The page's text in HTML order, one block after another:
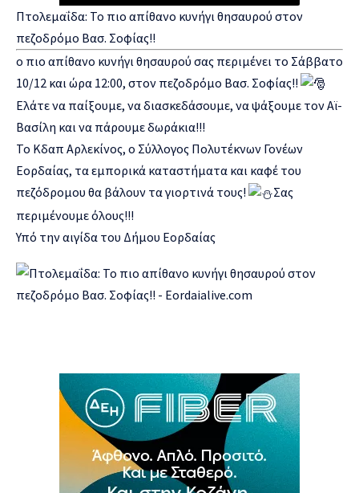
Πτολεμαΐδα: Το πιο απίθανο κυνήγι θησαυρού στον
πεζοδρόμο Βασ. Σοφίας!!
ο πιο απίθανο κυνήγι θησαυρού σας περιμένει το Σάββατο
10/12 και ώρα 12:00, στον πεζοδρόμο Βασ. Σοφίας!!
Ελάτε να παίξουμε, να διασκεδάσουμε, να ψάξουμε τον Αϊ-
Βασίλη και να πάρουμε δωράκια!!!
Το Κδαπ Αρλεκίνος, ο Σύλλογος Πολυτέκνων Γονέων
Εορδαίας, τα εμπορικά καταστήματα και καφέ του
πεζόδρομου θα βάλουν τα γιορτινά τους!
Σας
περιμένουμε όλους!!!
Υπό την αιγίδα του Δήμου Εορδαίας